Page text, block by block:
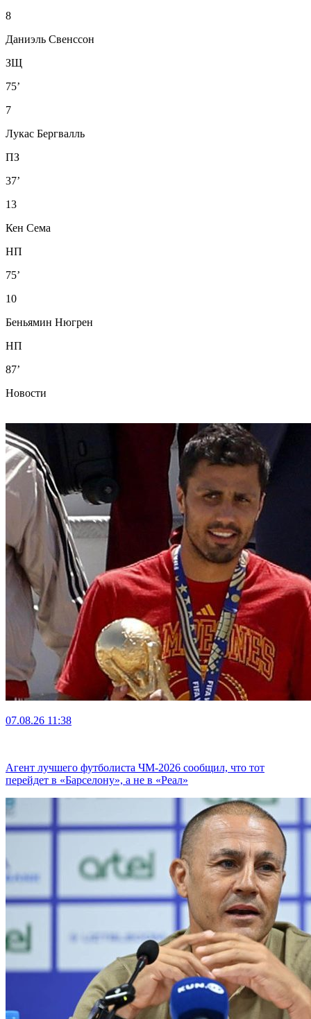
8
Даниэль Свенссон
ЗЩ
75’
7
Лукас Бергвалль
ПЗ
37’
13
Кен Сема
НП
75’
10
Беньямин Нюгрен
НП
87’
Новости
07.08.26 11:38
Агент лучшего футболиста ЧМ-2026 cообщил, что тот
перейдет в «Барселону», а не в «Реал»